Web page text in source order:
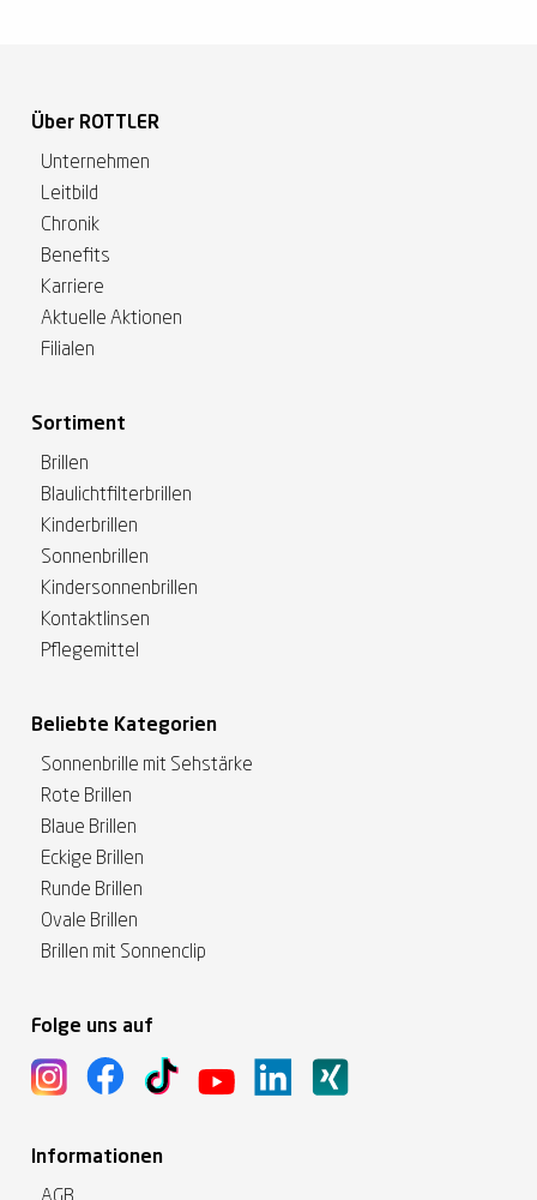
Über ROTTLER
Unternehmen
Leitbild
Chronik
Benefits
Karriere
Aktuelle Aktionen
Filialen
Sortiment
Brillen
Blaulichtfilterbrillen
Kinderbrillen
Sonnenbrillen
Kindersonnenbrillen
Kontaktlinsen
Pflegemittel
Beliebte Kategorien
Sonnenbrille mit Sehstärke
Rote Brillen
Blaue Brillen
Eckige Brillen
Runde Brillen
Ovale Brillen
Brillen mit Sonnenclip
Folge uns auf
Informationen